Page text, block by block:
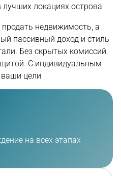
локациях острова
недвижимость, а
пассивный доход и стиль
Без скрытых комиссий.
С индивидуальным
ваши цели
на всех этапах